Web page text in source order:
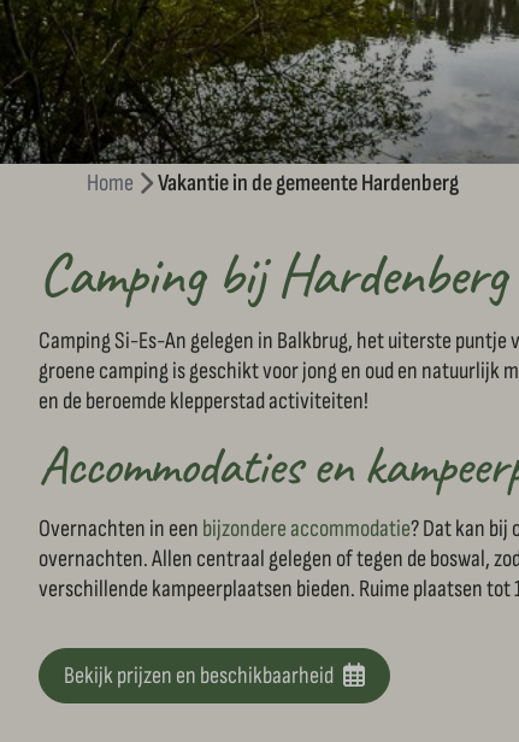
Home Vakantie in de gemeente Hardenberg
Camping bij Hardenberg
Camping Si-Es-An gelegen in Balkbrug, het uiterste
groene camping is geschikt voor jong en oud en natuurlijk
en de beroemde klepperstad activiteiten!
Accommodaties en
Overnachten in een bijzondere accommodatie? Dat kan bij
overnachten. Allen centraal gelegen of tegen de boswal,
verschillende kampeerplaatsen bieden. Ruime plaatsen
Bekijk prijzen en beschikbaarheid